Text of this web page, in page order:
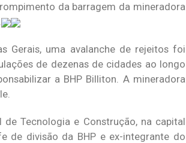
da barragem da mineradora
Gerais, uma avalanche de rejeitos foi
de dezenas de cidades ao longo
a BHP Billiton. A mineradora
Tecnologia e Construção, na capital
de divisão da BHP e ex-integrante do